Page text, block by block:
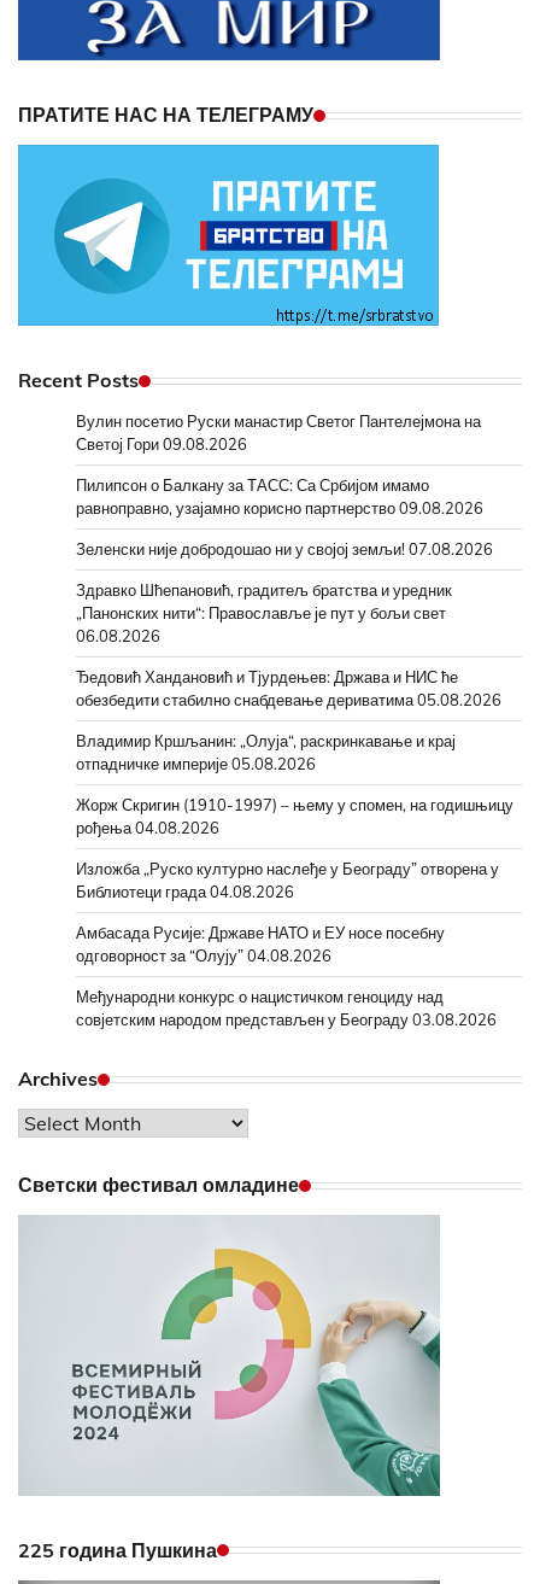
ПРАТИТЕ НАС НА ТЕЛЕГРАМУ
Recent Posts
Вулин посетио Руски манастир Светог Пантелејмона на
Светој Гори09.08.2026
Пилипсон о Балкану за ТАСС: Са Србијом имамо
равноправно, узајамно корисно партнерство09.08.2026
Зеленски није добродошао ни у својој земљи!07.08.2026
Здравко Шћепановић, градитељ братства и уредник
„Панонских нити“: Православље је пут у бољи свет
06.08.2026
Ђедовић Хандановић и Тјурдењев: Држава и НИС ће
обезбедити стабилно снабдевање дериватима05.08.2026
Владимир Кршљанин: „Олуја“, раскринкавање и крај
отпадничке империје05.08.2026
Жорж Скригин (1910-1997) – њему у спомен, на годишњицу
рођења04.08.2026
Изложба „Руско културно наслеђе у Београду” отворена у
Библиотеци града04.08.2026
Амбасада Русије: Државе НАТО и ЕУ носе посебну
одговорност за “Олују”04.08.2026
Међународни конкурс о нацистичком геноциду над
совјетским народом представљен у Београду03.08.2026
Archives
Archives
Светски фестивал омладине
225 година Пушкина